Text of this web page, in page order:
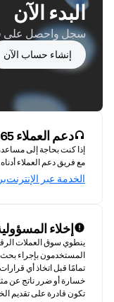
البدء الآن
سجل واحصل على
إنشاء حساب الآن
دعم العملاء 24/7/365
مع فريق دعم العملاء
الخدمة عبر الإنترنت
إخلاء